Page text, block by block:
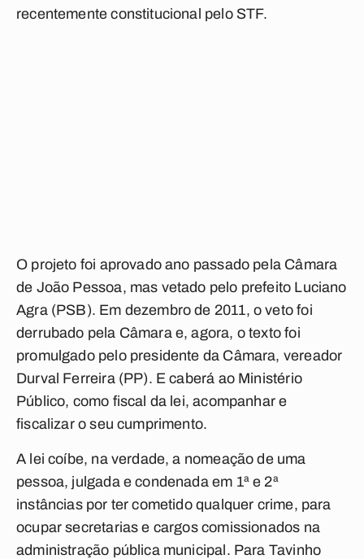
recentemente constitucional pelo STF.
O projeto foi aprovado ano passado pela Câmara
de João Pessoa, mas vetado pelo prefeito Luciano
Agra (PSB). Em dezembro de 2011, o veto foi
derrubado pela Câmara e, agora, o texto foi
promulgado pelo presidente da Câmara, vereador
Durval Ferreira (PP). E caberá ao Ministério
Público, como fiscal da lei, acompanhar e
fiscalizar o seu cumprimento.
A lei coíbe, na verdade, a nomeação de uma
pessoa, julgada e condenada em 1ª e 2ª
instâncias por ter cometido qualquer crime, para
ocupar secretarias e cargos comissionados na
administração pública municipal. Para Tavinho